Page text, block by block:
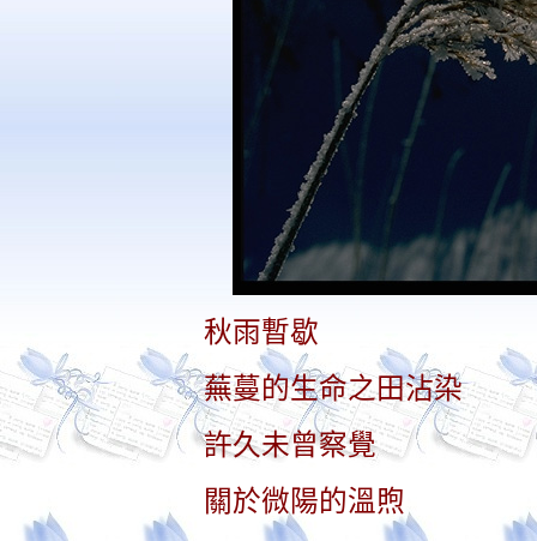
秋雨暫歇
蕪蔓的生命之田沾染
許久未曾察覺
關於微陽的溫煦